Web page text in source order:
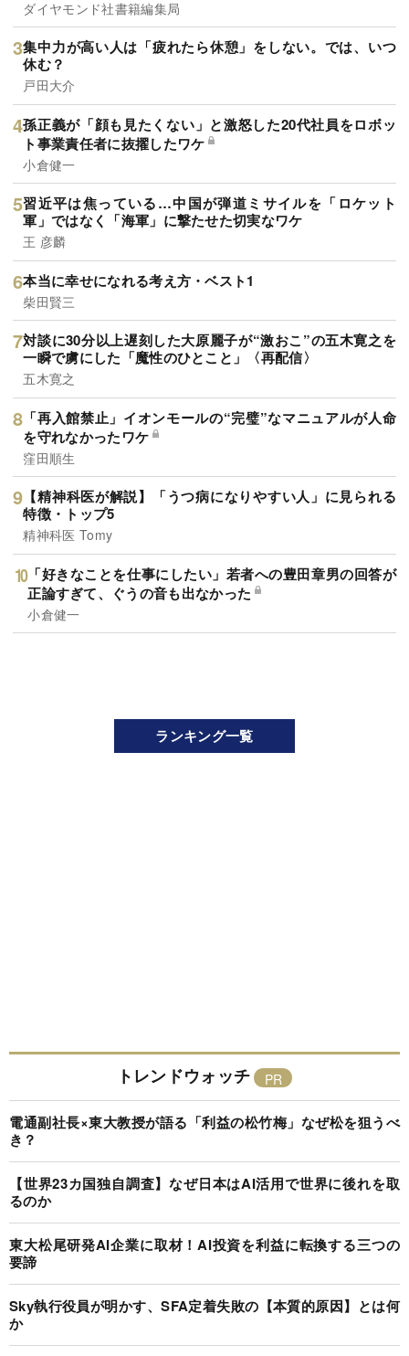
ダイヤモンド社書籍編集局
集中力が高い人は「疲れたら休憩」をしない。では、いつ
休む？
戸田大介
孫正義が「顔も見たくない」と激怒した20代社員をロボッ
ト事業責任者に抜擢したワケ
小倉健一
習近平は焦っている…中国が弾道ミサイルを「ロケット
軍」ではなく「海軍」に撃たせた切実なワケ
王 彦麟
本当に幸せになれる考え方・ベスト1
柴田賢三
対談に30分以上遅刻した大原麗子が“激おこ”の五木寛之を
一瞬で虜にした「魔性のひとこと」〈再配信〉
五木寛之
「再入館禁止」イオンモールの“完璧”なマニュアルが人命
を守れなかったワケ
窪田順生
【精神科医が解説】「うつ病になりやすい人」に見られる
特徴・トップ5
精神科医 Tomy
「好きなことを仕事にしたい」若者への豊田章男の回答が
正論すぎて、ぐうの音も出なかった
小倉健一
ランキング一覧
トレンドウォッチ
電通副社長×東大教授が語る「利益の松竹梅」なぜ松を狙うべ
き？
【世界23カ国独自調査】なぜ日本はAI活用で世界に後れを取
るのか
東大松尾研発AI企業に取材！AI投資を利益に転換する三つの
要諦
Sky執行役員が明かす、SFA定着失敗の【本質的原因】とは何
か